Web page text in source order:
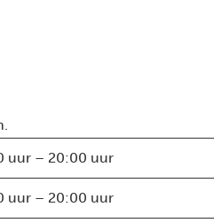
uur – 20:00 uur
uur – 20:00 uur